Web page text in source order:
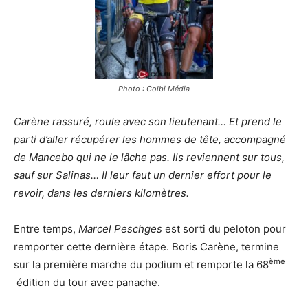
Photo : Colbi Média
Carène rassuré, roule avec son lieutenant… Et prend le
parti d’aller récupérer les hommes de tête, accompagné
de Mancebo qui ne le lâche pas. Ils reviennent sur tous,
sauf sur Salinas… Il leur faut un dernier effort pour le
revoir, dans les derniers kilomètres.
Entre temps, Marcel Peschges est sorti du peloton pour
remporter cette dernière étape. Boris Carène, termine
sur la première marche du podium et remporte la 68ème
édition du tour avec panache.